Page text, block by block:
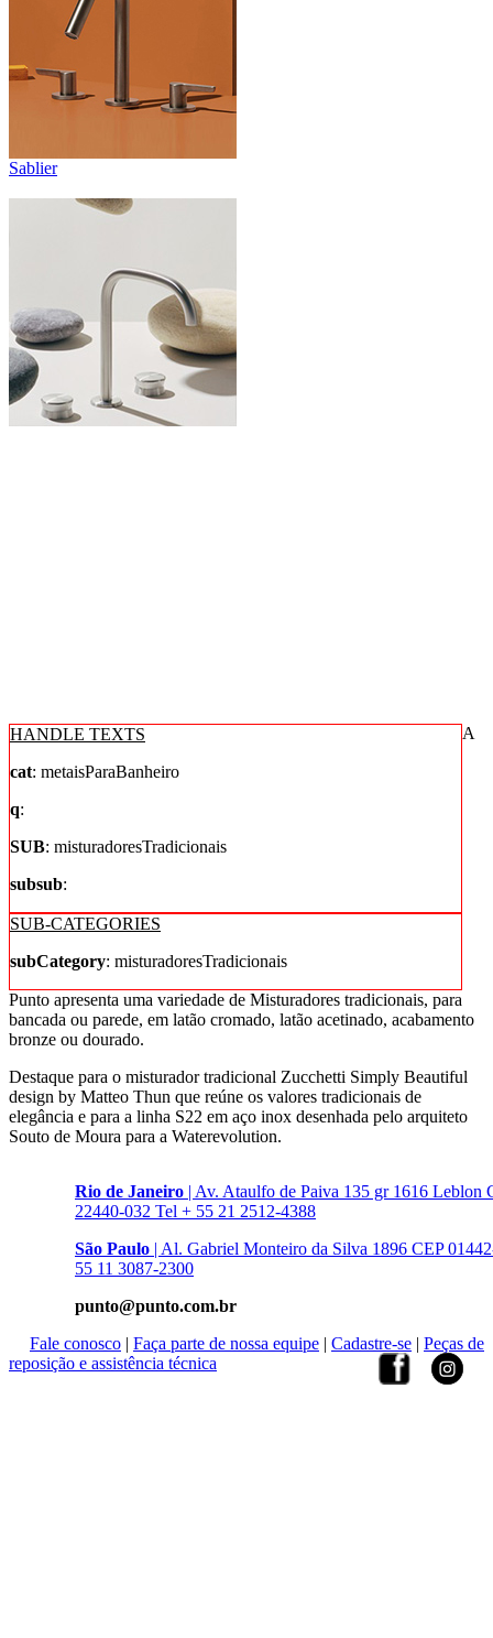
Sablier
HANDLE TEXTS
cat: metaisParaBanheiro
q:
SUB: misturadoresTradicionais
subsub:
SUB-CATEGORIES
subCategory: misturadoresTradicionais
A
Punto apresenta uma variedade de Misturadores tradicionais, para
bancada ou parede, em latão cromado, latão acetinado, acabamento
bronze ou dourado.
Destaque para o misturador tradicional Zucchetti Simply Beautiful
design by Matteo Thun que reúne os valores tradicionais de
elegância e para a linha S22 em aço inox desenhada pelo arquiteto
Souto de Moura para a Waterevolution.
Rio de Janeiro | Av. Ataulfo de Paiva 135 gr 1616 Leblon
22440-032 Tel + 55 21 2512-4388
São Paulo | Al. Gabriel Monteiro da Silva 1896 CEP
55 11 3087-2300
punto@punto.com.br
Fale conosco | Faça parte de nossa equipe | Cadastre-se | Peças de
reposição e assistência técnica